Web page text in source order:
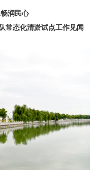
润民心
态化清淤试点工作见闻